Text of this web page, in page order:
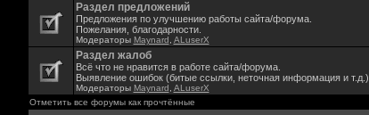
Раздел предложений
Предложения по улучшению работы сайта/форума.
Пожелания, благодарности.
Модераторы Maynard ALuserX
Раздел жалоб
Всё что не нравится в работе сайта/форума.
Выявление ошибок (битые ссылки, неточная информация и т.д.)
Модераторы Maynard ALuserX
Отметить все форумы как прочтённые